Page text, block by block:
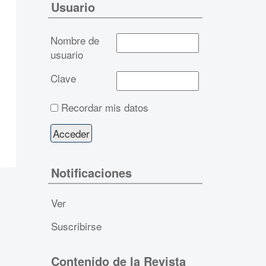
Usuario
Nombre de
usuario
Clave
Recordar mis datos
Notificaciones
Ver
Suscribirse
Contenido de la Revista